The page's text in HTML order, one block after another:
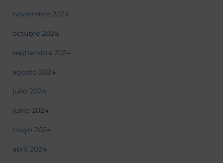
noviembre 2024
octubre 2024
septiembre 2024
agosto 2024
julio 2024
junio 2024
mayo 2024
abril 2024